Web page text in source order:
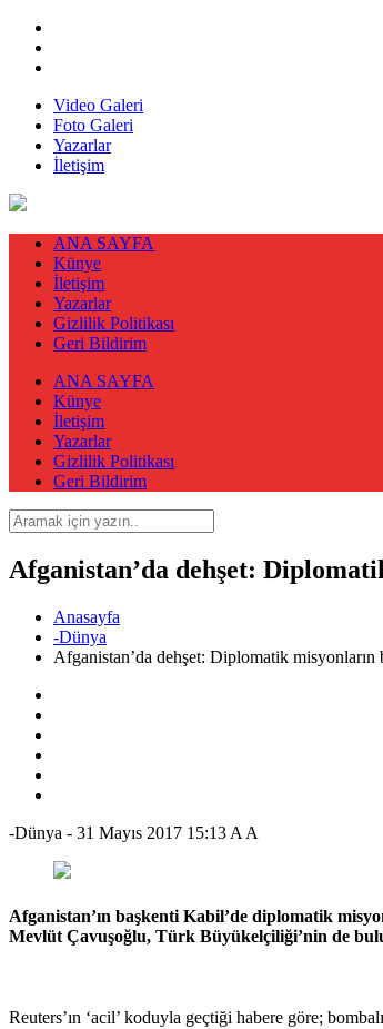
Video Galeri
Foto Galeri
Yazarlar
İletişim
ANA SAYFA
Künye
İletişim
Yazarlar
Gizlilik Politikası
Geri Bildirim
ANA SAYFA
Künye
İletişim
Yazarlar
Gizlilik Politikası
Geri Bildirim
Afganistan’da dehşet:
Anasayfa
-Dünya
Afganistan’da dehşet: Diplomatik
-Dünya - 31 Mayıs 2017 15:13 A A
Afganistan’ın başkenti Kabil’de diplomatik
Mevlüt Çavuşoğlu, Türk Büyükelçiliği’nin de
Reuters’ın ‘acil’ koduyla geçtiği habere göre;